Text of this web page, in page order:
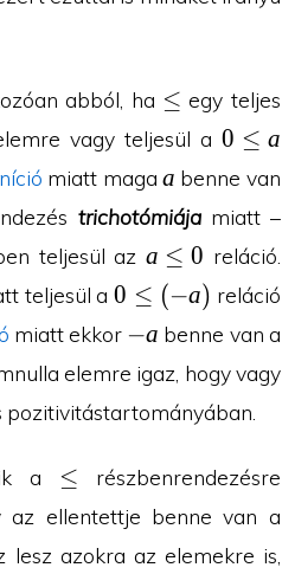
abból, ha \leq
≤ egy teljes
vagy teljesül a 0\leq
0 ≤ a
miatt magaa
a benne van
trichotómiájamiatt –
teljesül az a\leq
0
a ≤ 0 reláció.
teljesül a0\leq
0 ≤ (−a) reláció
miatt ekkor -
−a benne van a
elemre igaz, hogy vagy
pozitivitástartományában.
a \leq
≤ részbenrendezésre
az ellentettje benne van a
lesz azokra az elemekre is,